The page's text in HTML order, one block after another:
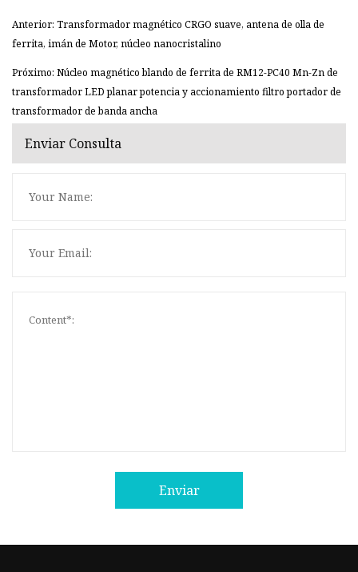
Anterior: Transformador magnético CRGO suave, antena de olla de
ferrita, imán de Motor, núcleo nanocristalino
Próximo: Núcleo magnético blando de ferrita de RM12-PC40 Mn-Zn de
transformador LED planar potencia y accionamiento filtro portador de
transformador de banda ancha
Enviar Consulta
Enviar